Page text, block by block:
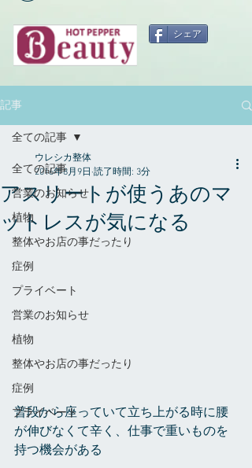
シェア
記事
全ての記事
営業のお知らせ
植物
整体やお店の事だったり
症例
プライベート
営業のお知らせ
植物
整体やお店の事だったり
症例
プライベート
全ての記事
アスリートが使うあのマ
ットレスが気になる
ウレシカ整体
2016年8月9日 読了時間: 3分
普段から座っていて立ち上がる時に腰
が伸びなくて辛く、仕事で重いものを
持つ機会がある